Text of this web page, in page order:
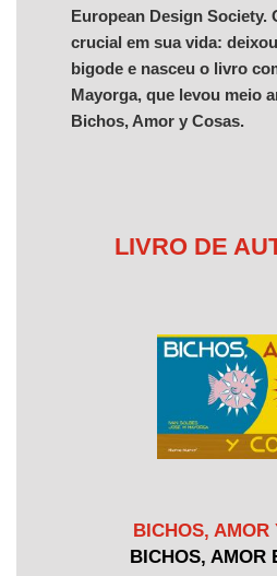
European Design Society.
crucial em sua vida:
bigode e nasceu o livro
Mayorga, que levou meio
Bichos, Amor y Cosas.
LIVRO DE
BICHOS, AMOR
BICHOS, AMOR